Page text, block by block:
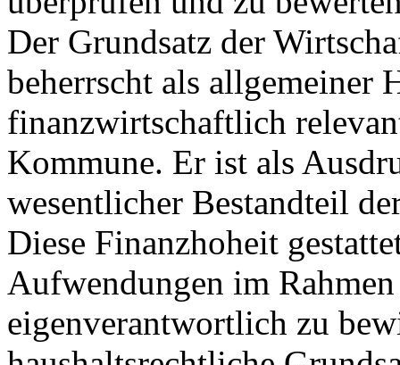
Der Grundsatz der
beherrscht als allgemeiner
finanzwirtschaftlich
Kommune. Er ist als
wesentlicher Bestandteil
Diese Finanzhoheit
Aufwendungen im
eigenverantwortlich zu